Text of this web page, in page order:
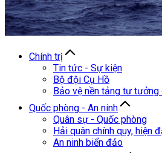
Chính trị
Tin tức - Sự kiện
Bộ đội Cụ Hồ
Bảo vệ nền tảng tư
Quốc phòng - An ninh
Quân sự - Quốc phòng
Hải quân chính quy, hiện
An ninh biển đảo